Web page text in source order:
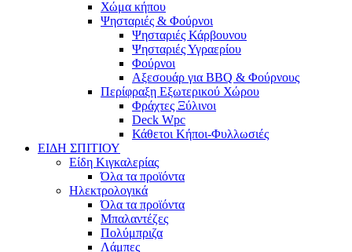
Χώμα κήπου
Ψησταριές & Φούρνοι
Ψησταριές Κάρβουνου
Ψησταριές Υγραερίου
Φούρνοι
Αξεσουάρ για BBQ & Φούρνους
Περίφραξη Εξωτερικού Χώρου
Φράχτες Ξύλινοι
Deck Wpc
Κάθετοι Κήποι-Φυλλωσιές
ΕΙΔΗ ΣΠΙΤΙΟΥ
Είδη Κιγκαλερίας
Όλα τα προϊόντα
Ηλεκτρολογικά
Όλα τα προϊόντα
Μπαλαντέζες
Πολύμπριζα
Λάμπες